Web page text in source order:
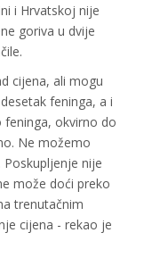
i Hrvatskoj nije
goriva u dvije
cijena, ali mogu
feninga, a i
feninga, okvirno do
Ne možemo
nije
može doći preko
trenutačnim
cijena - rekao je